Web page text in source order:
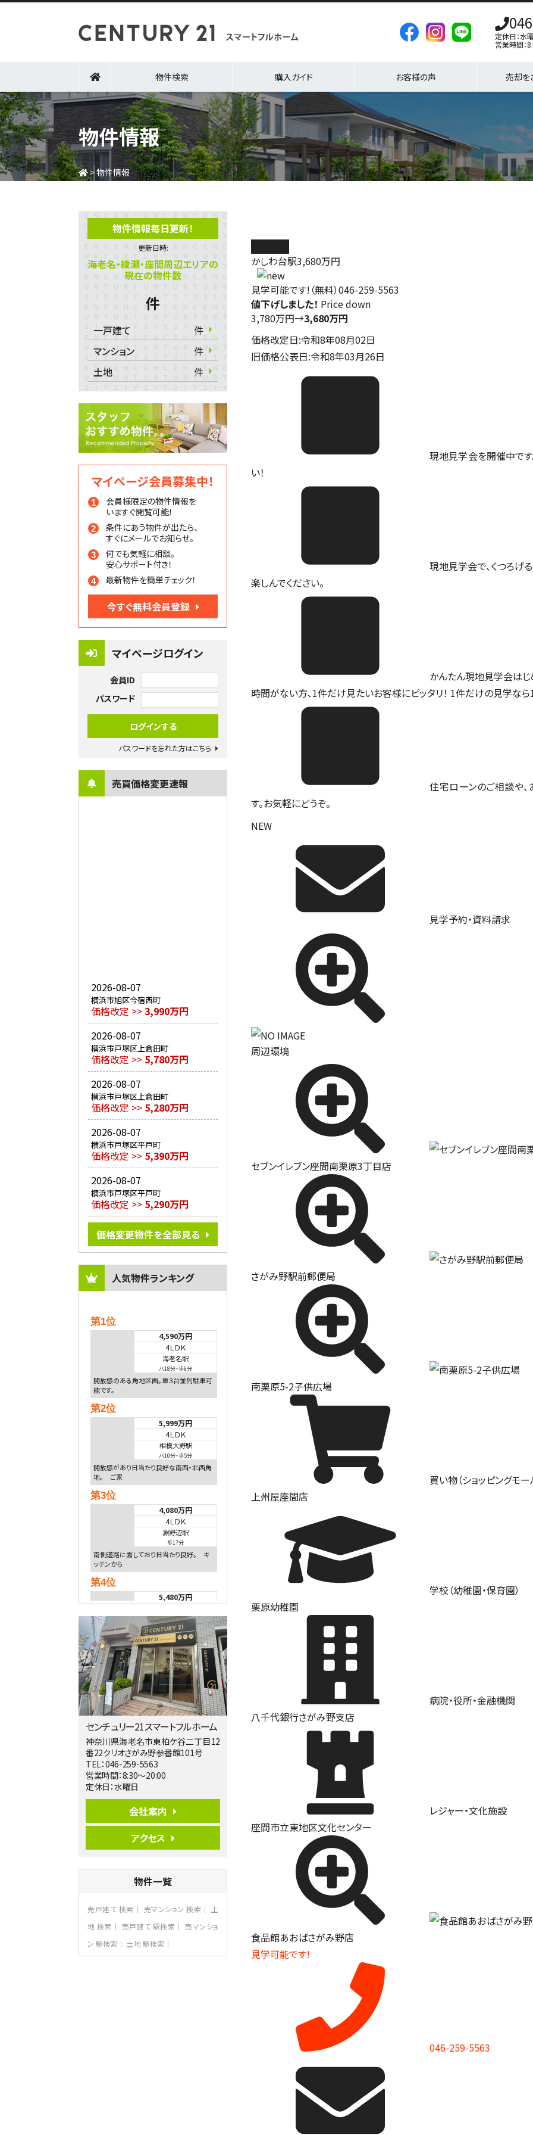
定休日：水
営業時間：
物件検索 購入ガイド お客様の声 売却を
物件情報
>物件情報
物件情報毎日更新！
更新日時:
海老名・綾瀬・座間周辺エリアの
現在の物件数
件
一戸建て
件
マンション
件
土地
件
マイページ会員募集中！
会員様限定の物件情報を
いますぐ閲覧可能！
条件にあう物件が出たら、
すぐにメールでお知らせ。
何でも気軽に相談。
安心サポート付き！
最新物件を簡単チェック！
今すぐ無料会員登録
マイページログイン
会員ID
パスワード
パスワードを忘れた方はこちら
売買価格変更速報
2026-08-07
横浜市旭区今宿西町
価格改定 >>3,990万円
2026-08-07
横浜市戸塚区上倉田町
価格改定 >> 5,780万円
2026-08-07
横浜市戸塚区上倉田町
価格改定 >> 5,280万円
2026-08-07
横浜市戸塚区平戸町
価格改定 >> 5,390万円
2026-08-07
横浜市戸塚区平戸町
価格改定 >> 5,290万円
価格変更物件を全部見る
人気物件ランキング
第1位
4,590万円
4ＬＤＫ
海老名駅
バ18分・歩6分
開放感のある角地区画。車３台並列駐車可
能です。 …
第2位
5,999万円
4ＬＤＫ
相模大野駅
バ10分・歩5分
開放感があり日当たり良好な南西・北西角
地。 ご家…
第3位
4,080万円
4ＬＤＫ
淵野辺駅
歩17分
南側道路に面しており日当たり良好。 キ
ッチンから…
第4位
5,480万円
相模大野駅
バ9分・ 歩4分
２０１５年６月築、積水ハウス施工住宅で
す。 南東…
第5位
3,680万円
4ＬＤＫ
橋本駅
バ19分・歩8分
開放感があり日当たり良好な南西・北西角
地区画。 …
第6位
3,680万円
4ＳＬＤＫ
リビングダイニング部分の床暖房完備 車
並列2台駐…
4ＬＤＫ
さがみ野駅
る広さ…
第8位
4,190万円
4ＬＤＫ
センチュリー21スマートフルホーム
神奈川県海老名市東柏ケ谷二丁目12
番22クリオさがみ野参番館101号
TEL：046-259-5563
営業時間：8:30～20:00
定休日：水曜日
会社案内
アクセス
物件一覧
売戸建て 検索 売マンション 検索
土
地 検索
売戸建て 駅検索
売マンショ
ン 駅検索
土地 駅検索
かしわ台駅3,680万円
見学可能です!（無料）046-259-5563
値下げしました！ Price down
3,780万円→3,680万円
価格改定日:令和8年08月02日
旧価格公表日:令和8年03月26日
現地見学会を開催中で
い！
現地見学会で、くつろげ
楽しんでください。
かんたん現地見学会はじ
時間がない方、1件だけ見たいお客様にピッタリ！ 1件だけの見学なら
住宅ローンのご相談や
す。お気軽にどうぞ。
NEW
見学予約・資料請求
周辺環境
セブンイレブン座間南栗原3丁目店
さがみ野駅前郵便局
南栗原5-2子供広場
買い物（ショッピングモー
上州屋座間店
学校（幼稚園・保育園）
栗原幼稚園
病院・役所・金融機関
八千代銀行さがみ野支店
レジャー・文化施設
座間市立東地区文化センター
食品館あおばさがみ野店
見学可能です!
046-259-5563